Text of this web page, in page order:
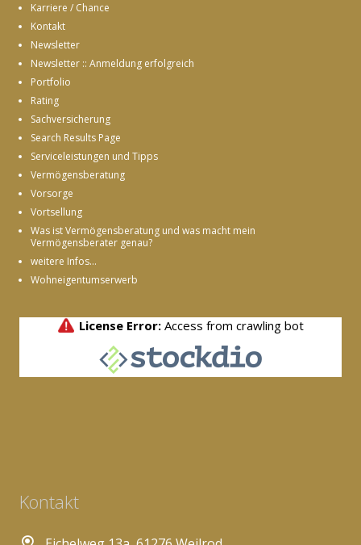
Karriere / Chance
Kontakt
Newsletter
Newsletter :: Anmeldung erfolgreich
Portfolio
Rating
Sachversicherung
Search Results Page
Serviceleistungen und Tipps
Vermögensberatung
Vorsorge
Vortsellung
Was ist Vermögensberatung und was macht mein
Vermögensberater genau?
weitere Infos...
Wohneigentumserwerb
Kontakt